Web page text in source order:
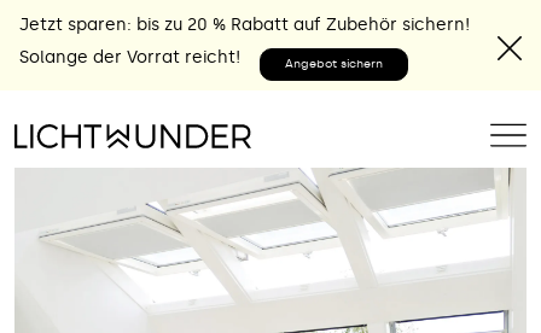
Jetzt sparen: bis zu 20 % Rabatt auf Zubehör sichern!
Solange der Vorrat reicht!
Angebot sichern